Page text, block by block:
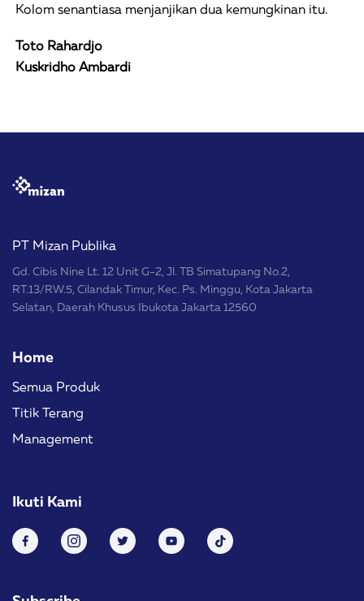
Kolom senantiasa menjanjikan dua kemungkinan itu.
Toto Rahardjo
Kuskridho Ambardi
PT Mizan Publika
Gd. Cibis Nine Lt. 12 Unit G-2, Jl. TB Simatupang No.2,
RT.13/RW.5, Cilandak Timur, Kec. Ps. Minggu, Kota Jakarta
Selatan, Daerah Khusus Ibukota Jakarta 12560
Home
Semua Produk
Titik Terang
Management
Ikuti Kami